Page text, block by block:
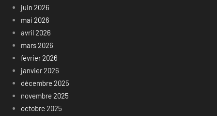
juin 2026
mai 2026
avril 2026
mars 2026
février 2026
janvier 2026
décembre 2025
novembre 2025
octobre 2025